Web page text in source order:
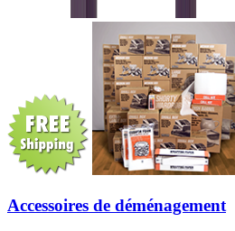
Accessoires de déménagement